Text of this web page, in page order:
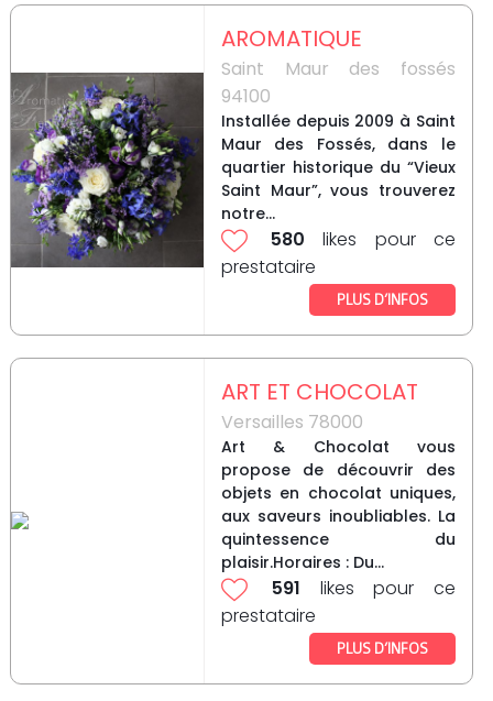
AROMATIQUE
Saint Maur des fossés
94100
Installée depuis 2009 à Saint
Maur des Fossés, dans le
quartier historique du “Vieux
Saint Maur”, vous trouverez
notre...
580 likes pour ce
prestataire
PLUS D’INFOS
ART ET CHOCOLAT
Versailles 78000
Art & Chocolat vous
propose de découvrir des
objets en chocolat uniques,
aux saveurs inoubliables. La
quintessence du
plaisir.Horaires : Du...
591 likes pour ce
prestataire
PLUS D’INFOS